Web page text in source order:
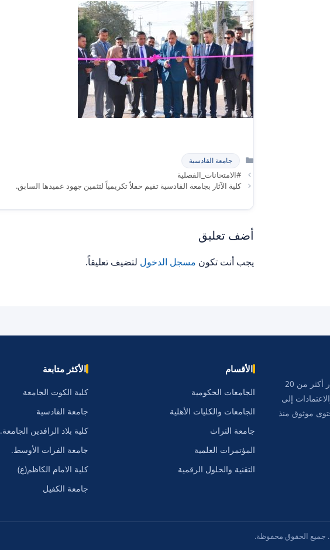
التصنيفات
جامعة القادسية
#الامتحانات_الفصلية
كلية الآثار بجامعة القادسية تقيم حفلاً تكريمياً لتثمين جهود عميدها السابق.
أضف تعليق
يجب أنت تكون مسجل الدخول لتضيف تعليقاً.
بوابة الأخبار الأكاديمية العراقية — نغطي أخبار أكثر من 20
إلى
موثوق منذ
الأقسام
الجامعات الحكومية
الجامعات والكليات الأهلية
جامعة التراث
المؤتمرات العلمية
التقنية والحلول الرقمية
الأكثر متابعة
كلية الكوت الجامعة
جامعة القادسية
كلية بلاد الرافدين الجامعة.
جامعة الفرات الأوسط.
كلية الامام الكاظم(ع)
جامعة الكفيل
جميع الحقوق محفوظة.